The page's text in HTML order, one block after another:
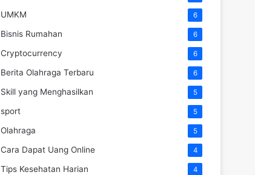
UMKM 6
Bisnis Rumahan 6
Cryptocurrency 6
Berita Olahraga Terbaru 6
Skill yang Menghasilkan 5
sport 5
Olahraga 5
Cara Dapat Uang Online 4
Tips Kesehatan Harian 4